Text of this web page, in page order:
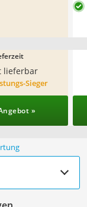
lieferbar
Sieger
»